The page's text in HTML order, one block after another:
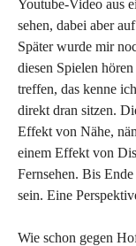
Youtube-Video aus
sehen, dabei aber
Später wurde mir
diesen Spielen
treffen, das kenne
direkt dran sitzen.
Effekt von Nähe,
einem Effekt von
Fernsehen. Bis
sein. Eine
Wie schon gegen